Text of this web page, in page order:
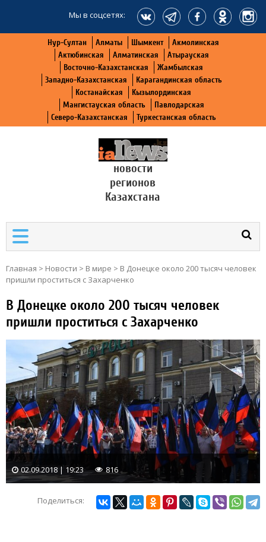
Мы в соцсетях:
Нур-Султан Алматы Шымкент
Акмолинская
Актюбинская
Алматинская
Атырауская
Восточно-Казахстанская
Жамбылская
Западно-Казахстанская
Карагандинская область
Костанайская
Кызылординская
Мангистауская область
Павлодарская
Северо-Казахстанская
Туркестанская область
новости
регионов
Казахстана
Главная > Новости > В мире > В Донецке около 200 тысяч человек
пришли проститься с Захарченко
В Донецке около 200 тысяч человек
пришли проститься с Захарченко
02.09.2018 | 19:23 816
Поделиться: